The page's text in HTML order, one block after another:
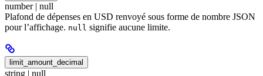
number | null
Plafond de dépenses en USD renvoyé sous forme de nombre JSON
pour l’affichage. null signifie aucune limite.
limit_amount_decimal
string | null